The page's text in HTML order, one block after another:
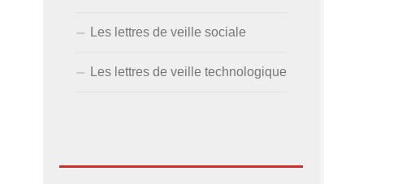
Les lettres de veille sociale
Les lettres de veille technologique